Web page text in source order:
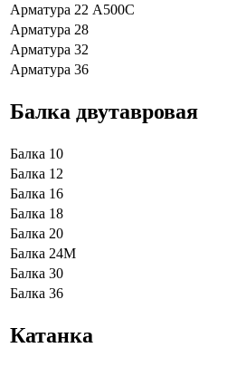
Арматура 22 А500С
Арматура 28
Арматура 32
Арматура 36
Балка двутавровая
Балка 10
Балка 12
Балка 16
Балка 18
Балка 20
Балка 24М
Балка 30
Балка 36
Катанка